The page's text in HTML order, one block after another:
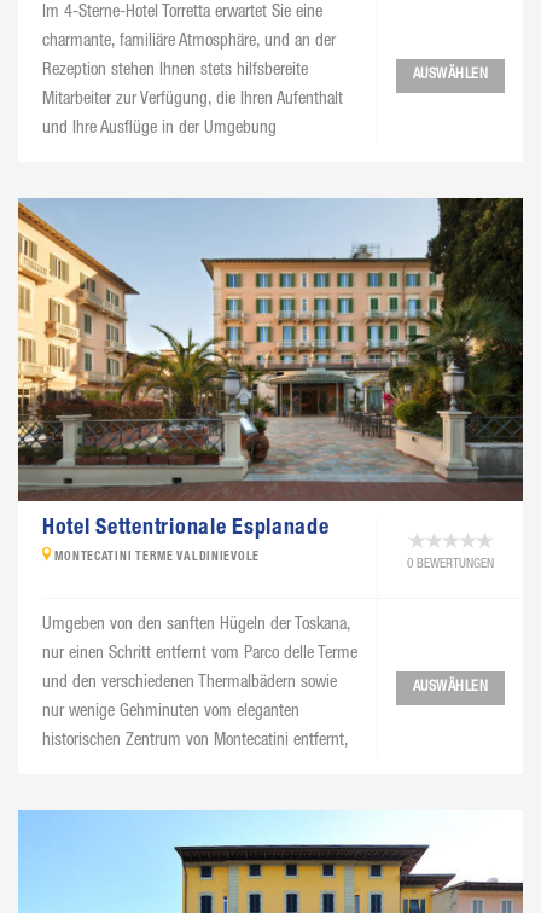
Im 4-Sterne-Hotel Torretta erwartet Sie eine
charmante, familiäre Atmosphäre, und an der
Rezeption stehen Ihnen stets hilfsbereite
Mitarbeiter zur Verfügung, die Ihren Aufenthalt
und Ihre Ausflüge in der Umgebung
AUSWÄHLEN
Hotel Settentrionale Esplanade
MONTECATINI TERME VALDINIEVOLE 0 BEWERTUNGEN
Umgeben von den sanften Hügeln der Toskana,
nur einen Schritt entfernt vom Parco delle Terme
und den verschiedenen Thermalbädern sowie
nur wenige Gehminuten vom eleganten
historischen Zentrum von Montecatini entfernt,
AUSWÄHLEN